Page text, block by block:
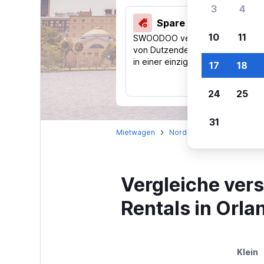
Spare 40 % und mehr
SWOODOO vergleicht Preise
von Dutzenden Reise-Websites
in einer einzigen Suche.
Mietwagen Nordamerika
Vergleiche
Rentals in
Klein
3 4
10 11
17 18
24 25
31